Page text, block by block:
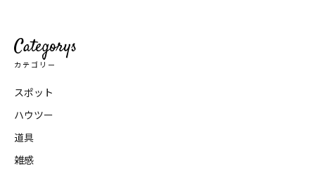
Categorys
カテゴリー
スポット
ハウツー
道具
雑感